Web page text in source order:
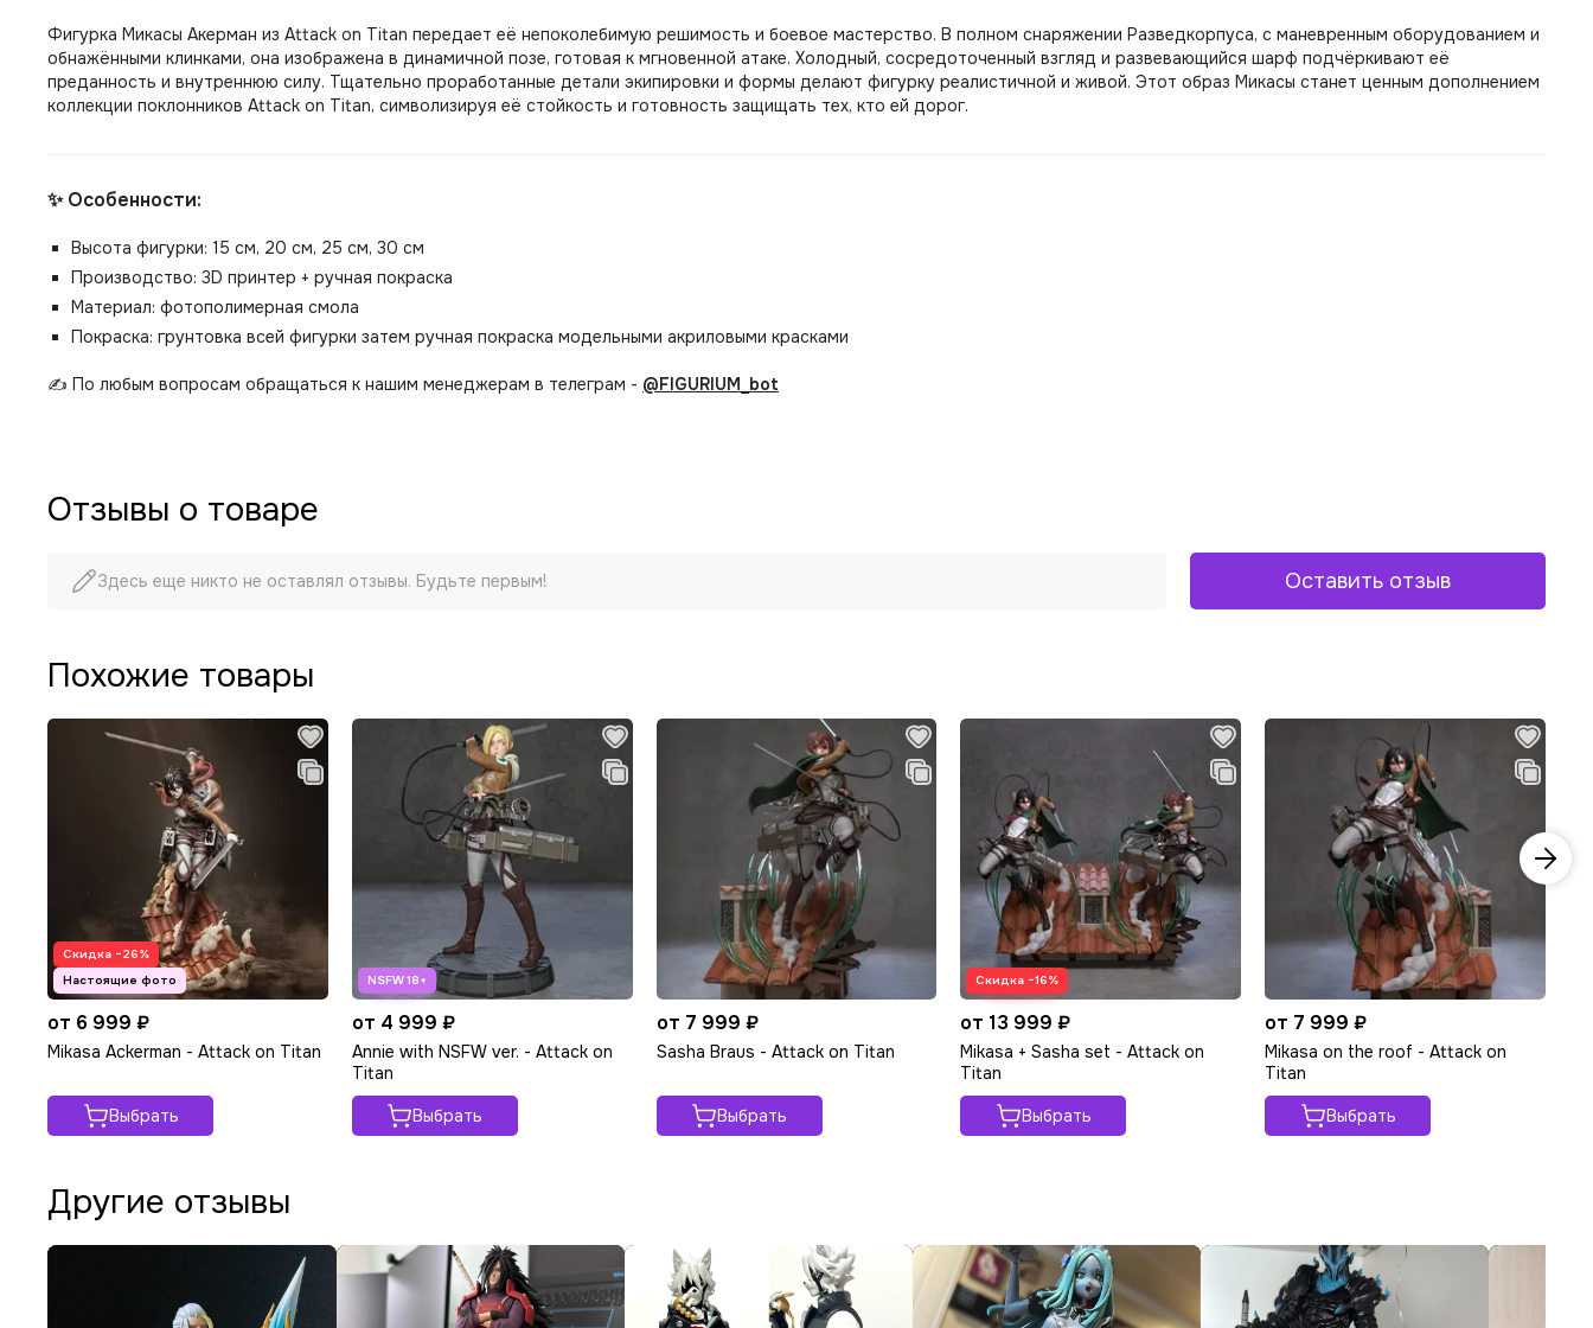
Фигурка Микасы Акерман из Attack on Titan передает её непоколебимую решимость и боевое мастерство. В полном снаряжении Разведкорпуса, с маневренным оборудованием и
обнажёнными клинками, она изображена в динамичной позе, готовая к мгновенной атаке. Холодный, сосредоточенный взгляд и развевающийся шарф подчёркивают её
преданность и внутреннюю силу. Тщательно проработанные детали экипировки и формы делают фигурку реалистичной и живой. Этот образ Микасы станет ценным дополнением
коллекции поклонников Attack on Titan, символизируя её стойкость и готовность защищать тех, кто ей дорог.
✨ Особенности:
Высота фигурки: 15 см, 20 см, 25 см, 30 см
Производство: 3D принтер + ручная покраска
Материал: фотополимерная смола
Покраска: грунтовка всей фигурки затем ручная покраска модельными акриловыми красками
✍️ По любым вопросам обращаться к нашим менеджерам в телеграм - @FIGURIUM_bot
Отзывы о товаре
Здесь еще никто не оставлял отзывы. Будьте первым! Оставить отзыв
Похожие товары
Скидка −26%
от 6 999 ₽
Mikasa Ackerman - Attack on Titan
Выбрать
от 4 999 ₽
Annie with NSFW ver. - Attack on
Titan
Выбрать
от 7 999 ₽
Sasha Braus - Attack on Titan
Выбрать
Скидка −16%
от 13 999 ₽
Mikasa + Sasha set - Attack on
Titan
Выбрать
от 7 999 ₽
Mikasa on the roof - Attack on
Titan
Выбрать
Другие отзывы